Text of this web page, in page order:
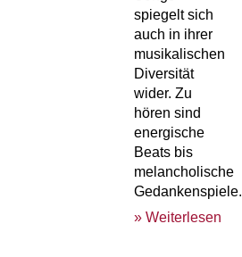
spiegelt sich
auch in ihrer
musikalischen
Diversität
wider. Zu
hören sind
energische
Beats bis
melancholische
Gedankenspiele.
» Weiterlesen